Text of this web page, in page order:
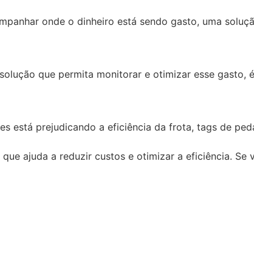
onde o dinheiro está sendo gasto, uma
que permita monitorar e otimizar esse gasto,
está prejudicando a eficiência da frota, tags de
ajuda a reduzir custos e otimizar a eficiência. Se